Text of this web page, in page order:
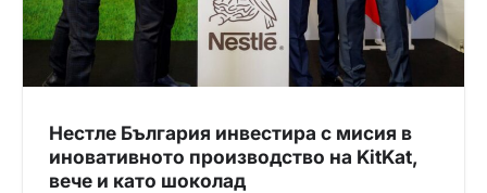
Нестле България инвестира с мисия в
иновативното производство на KitKat,
вече и като шоколад